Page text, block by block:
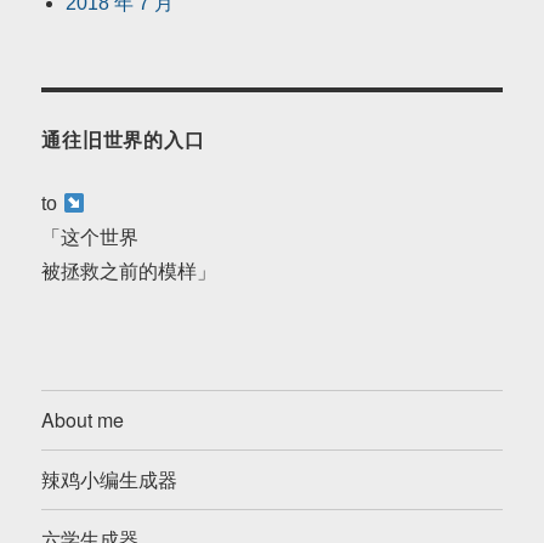
通往旧世界的入口
to
「这个世界
被拯救之前的模样」
About me
辣鸡小编生成器